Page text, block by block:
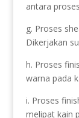
antara
g. Proses
Dikerjakan
h. Proses
warna pada
i. Proses
melipat kain